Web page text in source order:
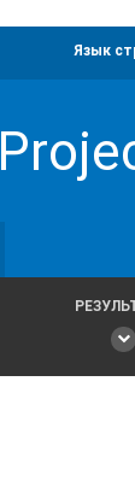
Язык